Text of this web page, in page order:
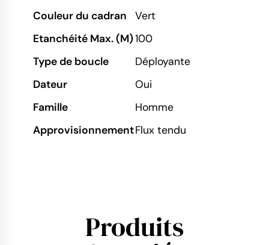
Couleur du cadran
Vert
Etanchéité Max. (M)100
Type de boucle
Déployante
Dateur
Oui
Famille
Homme
ApprovisionnementFlux tendu
Produits